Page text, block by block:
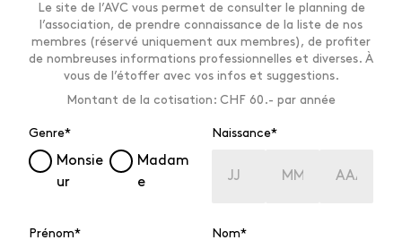
Le site de l’AVC vous permet de consulter le planning de
l’association, de prendre connaissance de la liste de nos
membres (réservé uniquement aux membres), de profiter
de nombreuses informations professionnelles et diverses. À
vous de l’étoffer avec vos infos et suggestions.
Montant de la cotisation: CHF 60.- par année
Genre*
Monsie
ur
Madam
e
Naissance*
Prénom* Nom*